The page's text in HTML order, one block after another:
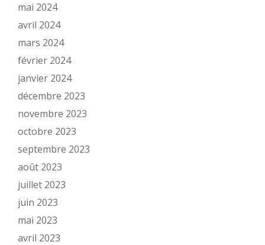
mai 2024
avril 2024
mars 2024
février 2024
janvier 2024
décembre 2023
novembre 2023
octobre 2023
septembre 2023
août 2023
juillet 2023
juin 2023
mai 2023
avril 2023